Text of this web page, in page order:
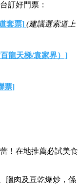
訂好門票：
套票] (建議選索道上
龍天梯/袁家界）]
票]
！在地推薦必試美食
臘肉及豆乾爆炒，係